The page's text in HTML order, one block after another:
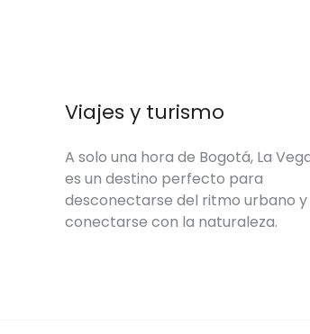
Viajes y turismo
A solo una hora de Bogotá, La
es un destino perfecto para
desconectarse del ritmo urbano y
conectarse con la naturaleza.